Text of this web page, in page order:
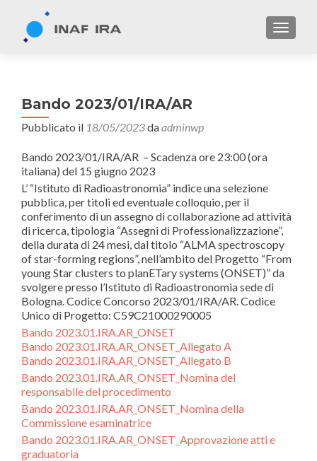
Bando 2023/01/IRA/AR
Pubblicato il 18/05/2023daadminwp
Bando 2023/01/IRA/AR – Scadenza ore 23:00 (ora
italiana) del 15 giugno 2023
L’ “Istituto di Radioastronomia” indice una selezione
pubblica, per titoli ed eventuale colloquio, per il
conferimento di un assegno di collaborazione ad attività
di ricerca, tipologia “Assegni di Professionalizzazione”,
della durata di 24 mesi, dal titolo “ALMA spectroscopy
of star-forming regions”, nell’ambito del Progetto “From
young Star clusters to planETary systems (ONSET)” da
svolgere presso l’Istituto di Radioastronomia sede di
Bologna. Codice Concorso 2023/01/IRA/AR. Codice
Unico di Progetto: C59C21000290005
Bando 2023.01.IRA.AR_ONSET
Bando 2023.01.IRA.AR_ONSET_Allegato A
Bando 2023.01.IRA.AR_ONSET_Allegato B
Bando 2023.01.IRA.AR_ONSET_Nomina del
responsabile del procedimento
Bando 2023.01.IRA.AR_ONSET_Nomina della
Commissione esaminatrice
Bando 2023.01.IRA.AR_ONSET_Approvazione atti e
graduatoria